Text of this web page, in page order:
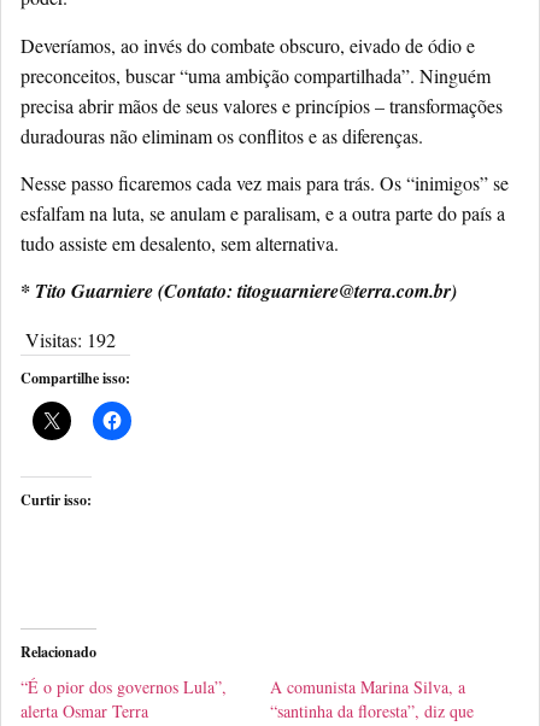
Deveríamos, ao invés do combate obscuro, eivado de ódio e
preconceitos, buscar “uma ambição compartilhada”. Ninguém
precisa abrir mãos de seus valores e princípios – transformações
duradouras não eliminam os conflitos e as diferenças.
Nesse passo ficaremos cada vez mais para trás. Os “inimigos” se
esfalfam na luta, se anulam e paralisam, e a outra parte do país a
tudo assiste em desalento, sem alternativa.
* Tito Guarniere (Contato: titoguarniere@terra.com.br)
Visitas: 192
Compartilhe isso:
Curtir isso:
Relacionado
“É o pior dos governos Lula”,
alerta Osmar Terra
A comunista Marina Silva, a
“santinha da floresta”, diz que